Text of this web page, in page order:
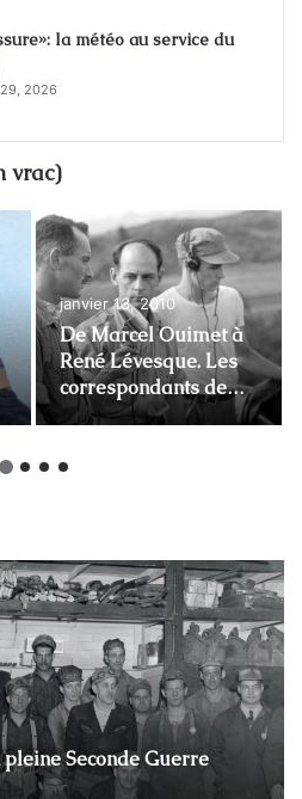
la météo au service du
2026
vrac)
janvier 13, 2010
De Marcel Ouimet à
René Lévesque. Les
correspondants de
guerre canadiens-
d’Aimé-Jules
Seconde Guerre